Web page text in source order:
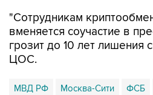
"Сотрудникам
вменяется соучастие в
грозит до 10 лет лишения
ЦОС.
МВД РФ Москва-Сити ФСБ